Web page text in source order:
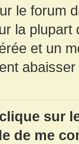
le forum
la
et un
sur
de me